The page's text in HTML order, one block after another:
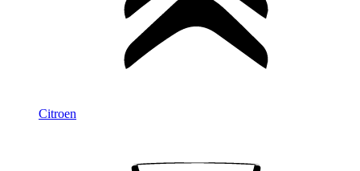
Citroen